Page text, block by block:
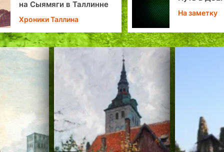
на Сыямяги в Таллинне
Хроники Таллина
На заметку